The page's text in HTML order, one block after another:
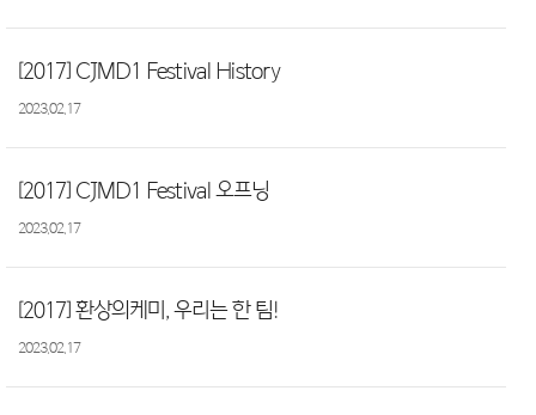
[2017] CJMD1 Festival History
2023.02.17
[2017] CJMD1 Festival 오프닝
2023.02.17
[2017] 환상의케미, 우리는 한 팀!
2023.02.17